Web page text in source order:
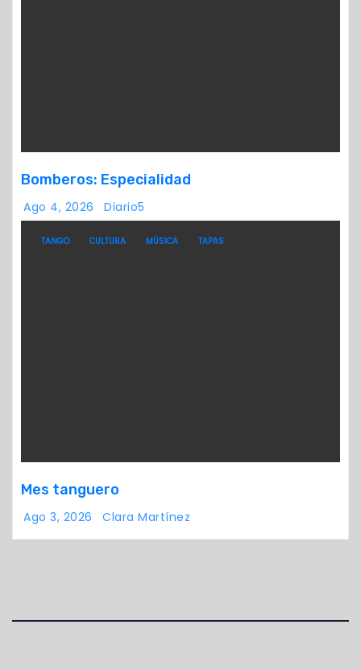
Bomberos: Especialidad
Ago 4, 2026 Diario5
TANGO CULTURA MÚSICA TAPAS
Mes tanguero
Ago 3, 2026 Clara Martínez